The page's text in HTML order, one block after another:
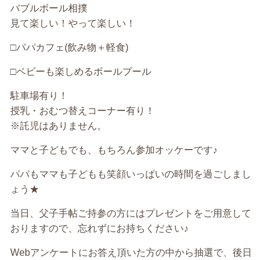
バブルボール相撲
見て楽しい！やって楽しい！
□パパカフェ(飲み物＋軽食)
□ベビーも楽しめるボールプール
駐車場有り！
授乳・おむつ替えコーナー有り！
※託児はありません。
ママと子どもでも、もちろん参加オッケーです♪
パパもママも子どもも笑顔いっぱいの時間を過ごしまし
ょう★
当日、父子手帖ご持参の方にはプレゼントをご用意して
おりますので、忘れずにお持ちください♪
Webアンケートにお答え頂いた方の中から抽選で、後日